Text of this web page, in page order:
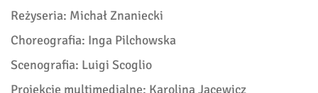
Reżyseria: Michał Znaniecki
Choreografia: Inga Pilchowska
Scenografia: Luigi Scoglio
Projekcje multimedialne: Karolina Jacewicz